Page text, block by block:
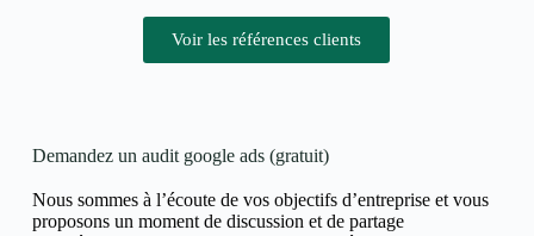
Voir les références clients
Demandez un audit google ads (gratuit)
Nous sommes à l’écoute de vos objectifs d’entreprise et vous
proposons un moment de discussion et de partage